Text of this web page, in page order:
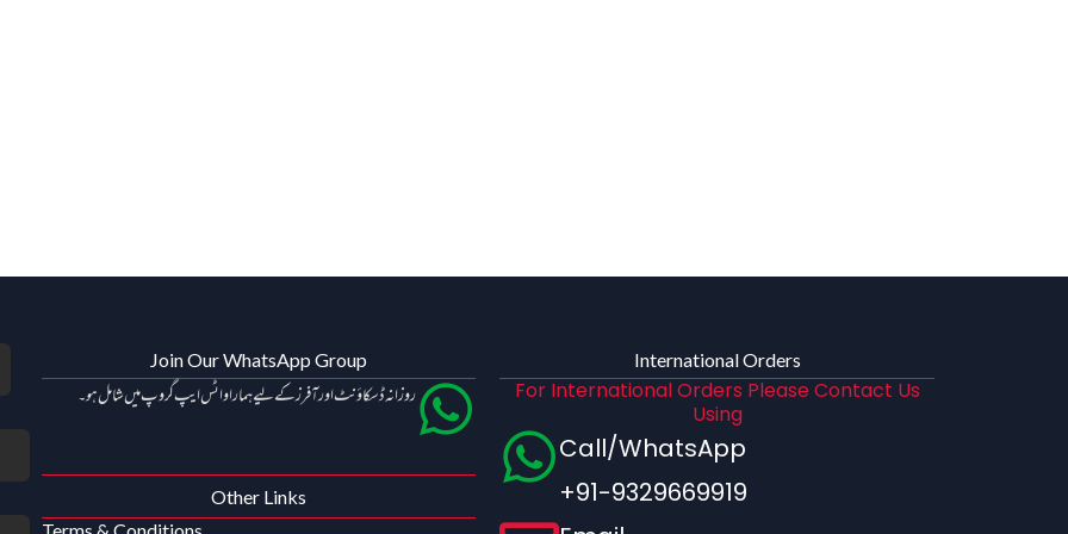
Join Our WhatsApp Group
روزانہ ڈسکاؤنٹ اور آفرز کے لیے ہمارا واٹس ایپ گروپ میں شامل ہو۔
Other Links
International Orders
For International Orders Please Contact Us
Using
Call/WhatsApp
+91-9329669919